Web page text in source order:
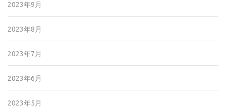
2023年9月
2023年8月
2023年7月
2023年6月
2023年5月